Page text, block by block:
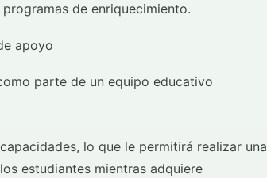
de enriquecimiento.
apoyo
parte de un equipo educativo
lo que le permitirá realizar una
estudiantes mientras adquiere